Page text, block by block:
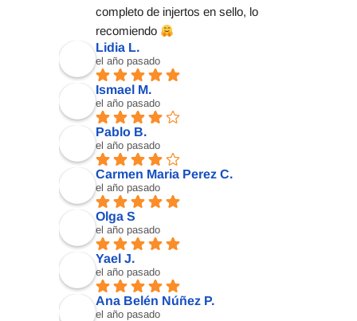
completo de injertos en sello, lo
recomiendo
Lidia L.
el año pasado
Ismael M.
el año pasado
Pablo B.
el año pasado
Carmen Maria Perez C.
el año pasado
Olga S
el año pasado
Yael J.
el año pasado
Ana Belén Núñez P.
el año pasado